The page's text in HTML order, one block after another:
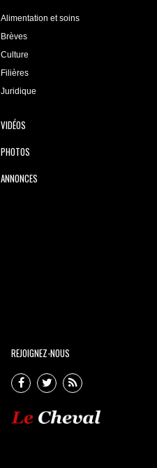
Alimentation et soins
Brèves
Culture
Filières
Juridique
VIDÉOS
PHOTOS
ANNONCES
REJOIGNEZ-NOUS